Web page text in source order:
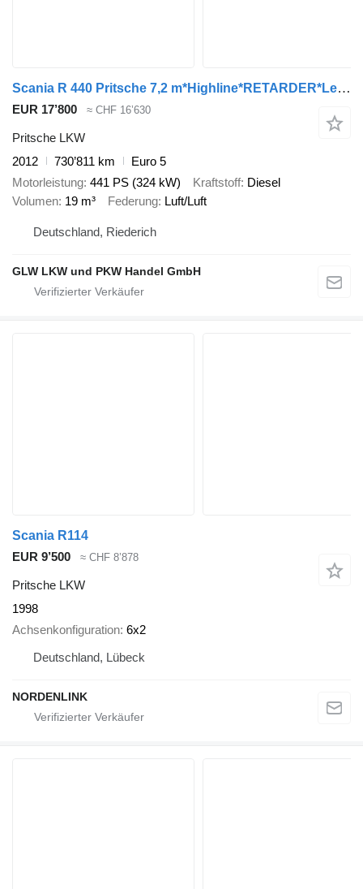
Scania R 440 Pritsche 7,2 m*Highline*RETARDER*Lenkachse
EUR 17’800 ≈ CHF 16’630
Pritsche LKW
2012
730’811 km
Euro 5
Motorleistung 441 PS (324 kW) Kraftstoff Diesel
Volumen 19 m³ Federung Luft/Luft
Deutschland, Riederich
GLW LKW und PKW Handel GmbH
Scania R114
EUR 9’500
≈ CHF 8’878
Pritsche LKW
1998
Achsenkonfiguration 6x2
Deutschland, Lübeck
NORDENLINK